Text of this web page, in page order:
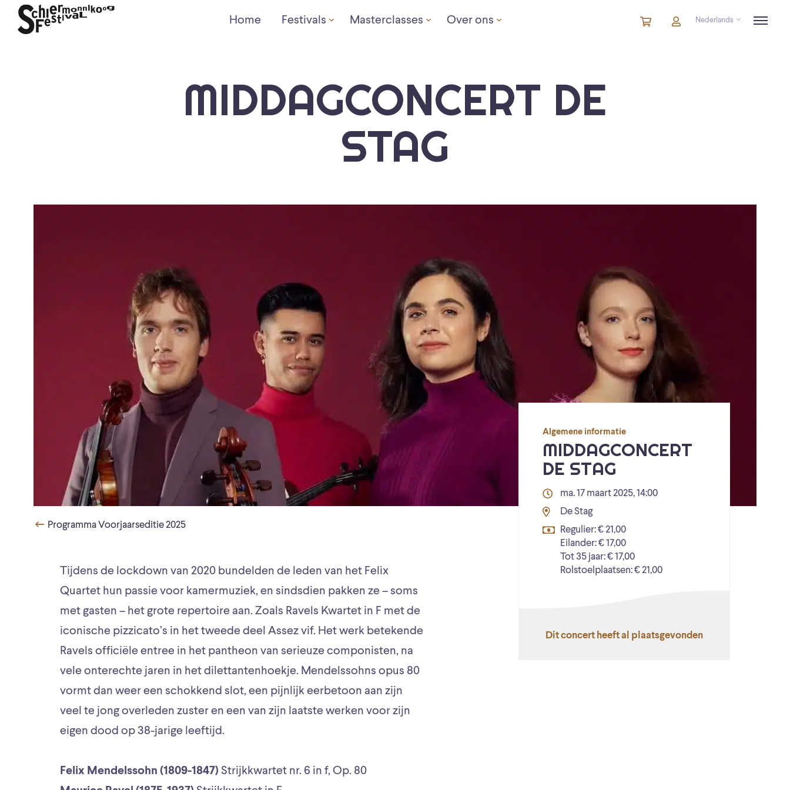
Home Festivals Masterclasses Over ons Winkelmandje
artikelenAccountNederlands
MIDDAGCONCERT DE
STAG
Programma Voorjaarseditie 2025
Tijdens de lockdown van 2020 bundelden de leden van het Felix
Quartet hun passie voor kamermuziek, en sindsdien pakken ze – soms
met gasten – het grote repertoire aan. Zoals Ravels Kwartet in F met de
iconische pizzicato’s in het tweede deel Assez vif. Het werk betekende
Ravels officiële entree in het pantheon van serieuze componisten, na
vele onterechte jaren in het dilettantenhoekje. Mendelssohns opus 80
vormt dan weer een schokkend slot, een pijnlijk eerbetoon aan zijn
veel te jong overleden zuster en een van zijn laatste werken voor zijn
eigen dood op 38-jarige leeftijd.
Felix Mendelssohn (1809-1847) Strijkkwartet nr. 6 in f, Op. 80
Algemene informatie
MIDDAGCONCERT
DE STAG
ma. 17 maart 2025, 14:00
De Stag
Regulier: € 21,00
Eilander: € 17,00
Tot 35 jaar: € 17,00
Rolstoelplaatsen: € 21,00
Dit concert heeft al plaatsgevonden